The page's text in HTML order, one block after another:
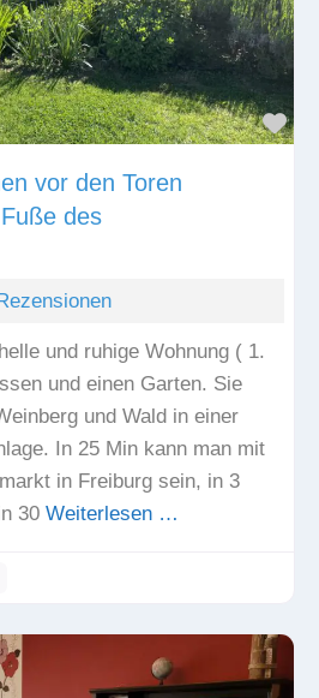
vor den Toren
des
und ruhige Wohnung ( 1.
und einen Garten. Sie
und Wald in einer
In 25 Min kann man mit
in Freiburg sein, in 3
30 Weiterlesen …